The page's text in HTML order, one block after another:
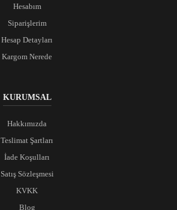
Hesabım
Siparişlerim
Hesap Detayları
Kargom Nerede
KURUMSAL
Hakkımızda
Teslimat Şartları
İade Koşulları
Satış Sözleşmesi
KVKK
Blog